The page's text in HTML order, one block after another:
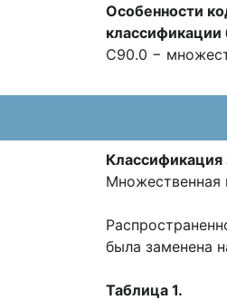
Особенности
классификации
С90.0 −
Классификация
Множественная
была заменена
Таблица 1.